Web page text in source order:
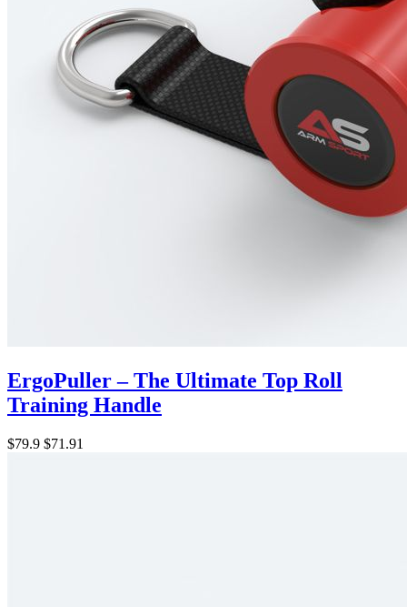
ErgoPuller – The Ultimate Top Roll
Training Handle
$79.9 $71.91